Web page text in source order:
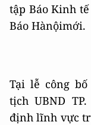
tập Báo Kinh
Báo Hànộimới.
Tại lễ công
tịch UBND
định lĩnh vực